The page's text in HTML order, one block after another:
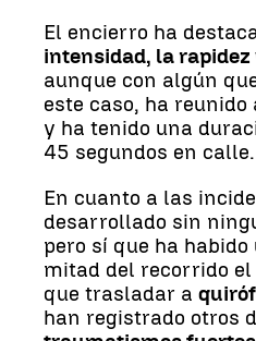
El encierro ha
intensidad, la rapidez
aunque con algún
este caso, ha reunido
y ha tenido una
45 segundos en calle.
En cuanto a las
desarrollado sin
pero sí que ha habido
mitad del recorrido
que trasladar a
han registrado otros